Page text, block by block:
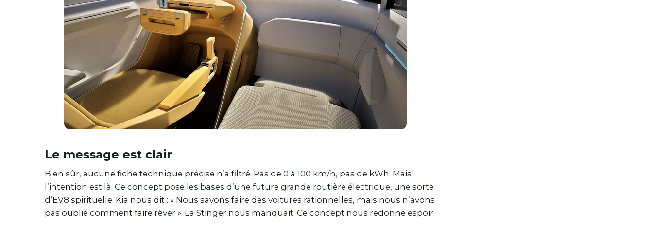
Le message est clair
Bien sûr, aucune fiche technique précise n’a filtré. Pas de 0 à 100 km/h, pas de kWh. Mais
l’intention est là. Ce concept pose les bases d’une future grande routière électrique, une sorte
d’EV8 spirituelle. Kia nous dit : « Nous savons faire des voitures rationnelles, mais nous n’avons
pas oublié comment faire rêver ». La Stinger nous manquait. Ce concept nous redonne espoir.